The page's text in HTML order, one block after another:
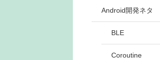
Android開発ネタ
BLE
Coroutine